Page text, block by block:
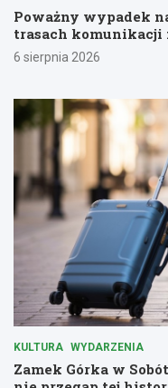
Poważny wypadek
trasach komunikacji
6 sierpnia 2026
KULTURA WYDARZENIA
Zamek Górka w